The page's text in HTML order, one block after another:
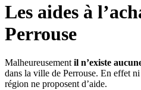
Les aides à
Perrouse
Malheureusement il n’existe
dans la ville de Perrouse. En effet
région ne proposent d’aide.